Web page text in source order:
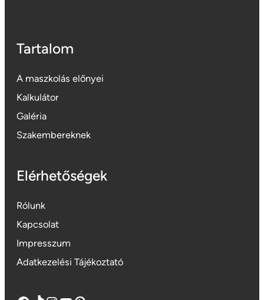
Tartalom
A maszkolás előnyei
Kalkulátor
Galéria
Szakembereknek
Elérhetőségek
Rólunk
Kapcsolat
Impresszum
Adatkezelési Tájékoztató